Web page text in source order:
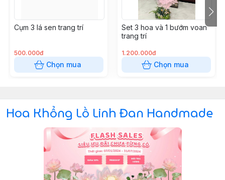
Cụm 3 lá sen trang trí
500.000đ
Chọn mua
Set 3 hoa và 1 bướm voan
trang trí
1.200.000đ
Chọn mua
Hoa Khổng Lồ Linh Đan Handmade